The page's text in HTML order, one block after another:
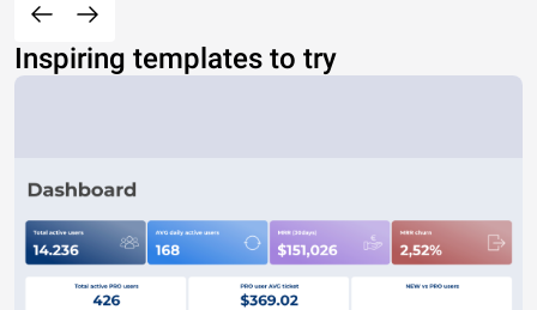
Inspiring templates to try